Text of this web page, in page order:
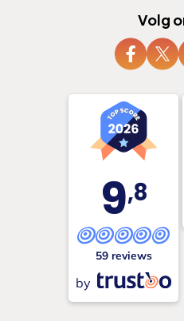
Volg
9,8
59 reviews
by